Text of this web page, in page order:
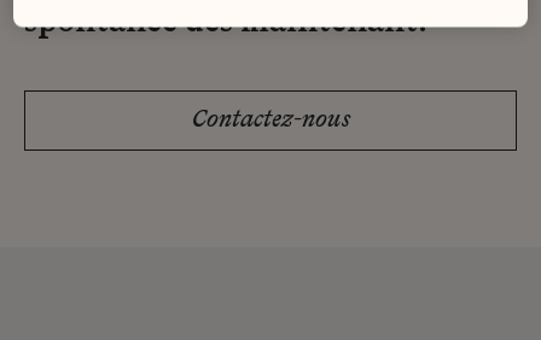
spontanée dès maintenant.
Contactez-nous